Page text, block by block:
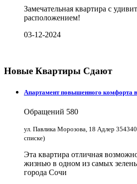
Замечательная квартира с
расположением!
03-12-2024
Новые Квартиры Сдают
Апартамент повышенного комфорта
Обращений 580
ул. Павлика Морозова, 18 Адлер
списке)
Эта квартира отличная
жизнью в одном из самых
города Сочи